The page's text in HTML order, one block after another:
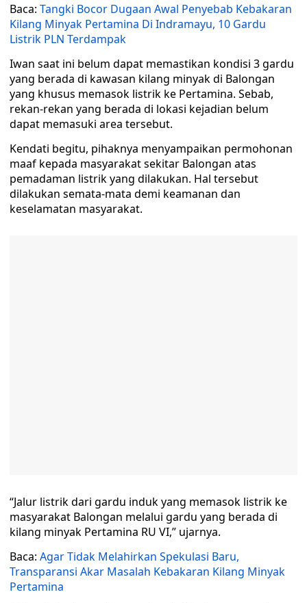
Baca: Tangki Bocor Dugaan Awal Penyebab Kebakaran
Kilang Minyak Pertamina Di Indramayu, 10 Gardu
Listrik PLN Terdampak
Iwan saat ini belum dapat memastikan kondisi 3 gardu
yang berada di kawasan kilang minyak di Balongan
yang khusus memasok listrik ke Pertamina. Sebab,
rekan-rekan yang berada di lokasi kejadian belum
dapat memasuki area tersebut.
Kendati begitu, pihaknya menyampaikan permohonan
maaf kepada masyarakat sekitar Balongan atas
pemadaman listrik yang dilakukan. Hal tersebut
dilakukan semata-mata demi keamanan dan
keselamatan masyarakat.
“Jalur listrik dari gardu induk yang memasok listrik ke
masyarakat Balongan melalui gardu yang berada di
kilang minyak Pertamina RU VI,” ujarnya.
Baca: Agar Tidak Melahirkan Spekulasi Baru,
Transparansi Akar Masalah Kebakaran Kilang Minyak
Pertamina